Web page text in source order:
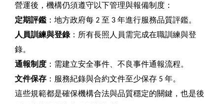
營運後，機構仍須遵守以下管理與報備制度：
定期評鑑 ：地方政府每 2 至 3 年進行服務品質評鑑。
人員訓練與登錄：所有長照人員需完成在職訓練與登
錄。
通報制度 ：需建立安全事件、不良事件通報流程。
文件保存 ：服務紀錄與合約文件至少保存 5 年。
這些規範都是確保機構合法與品質穩定的關鍵，也是後